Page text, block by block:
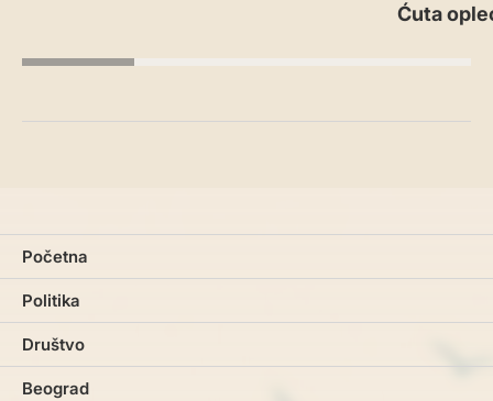
Ćuta
Početna
Politika
Društvo
Beograd